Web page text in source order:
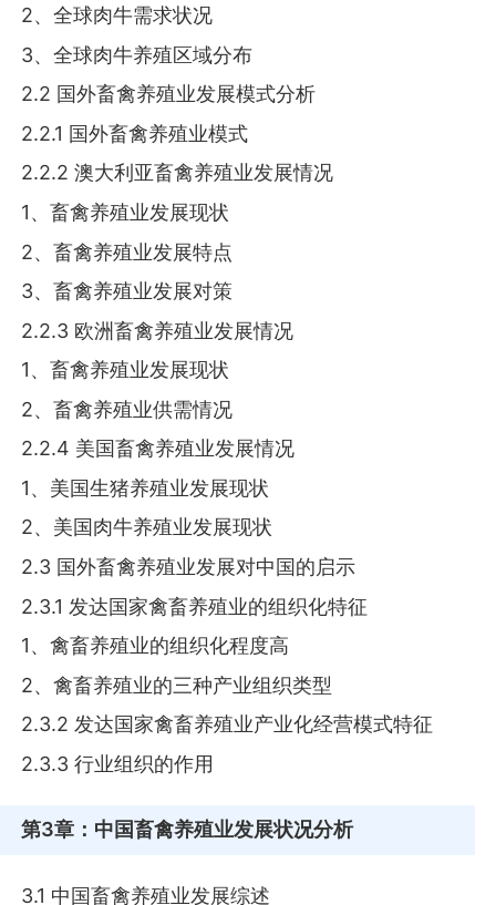
2、全球肉牛需求状况
3、全球肉牛养殖区域分布
2.2 国外畜禽养殖业发展模式分析
2.2.1 国外畜禽养殖业模式
2.2.2 澳大利亚畜禽养殖业发展情况
1、畜禽养殖业发展现状
2、畜禽养殖业发展特点
3、畜禽养殖业发展对策
2.2.3 欧洲畜禽养殖业发展情况
1、畜禽养殖业发展现状
2、畜禽养殖业供需情况
2.2.4 美国畜禽养殖业发展情况
1、美国生猪养殖业发展现状
2、美国肉牛养殖业发展现状
2.3 国外畜禽养殖业发展对中国的启示
2.3.1 发达国家禽畜养殖业的组织化特征
1、禽畜养殖业的组织化程度高
2、禽畜养殖业的三种产业组织类型
2.3.2 发达国家禽畜养殖业产业化经营模式特征
2.3.3 行业组织的作用
第3章 ：中国畜禽养殖业发展状况分析
3.1 中国畜禽养殖业发展综述